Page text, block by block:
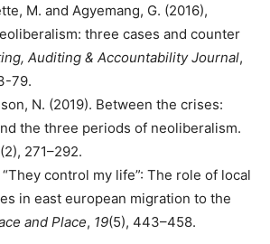
M. and Agyemang, G. (2016),
three cases and counter
Auditing & Accountability Journal,
79.
N. (2019). Between the crises:
the three periods of neoliberalism.
(2), 271–292.
control my life”: The role of local
in east european migration to the
and Place, 19(5), 443–458.